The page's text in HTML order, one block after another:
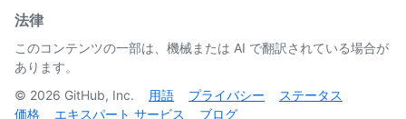
法律
このコンテンツの一部は、機械または AI で翻訳されている場合が
あります。
© 2026 GitHub, Inc. 用語 プライバシー
ステータス
価格
エキスパート サービス ブログ